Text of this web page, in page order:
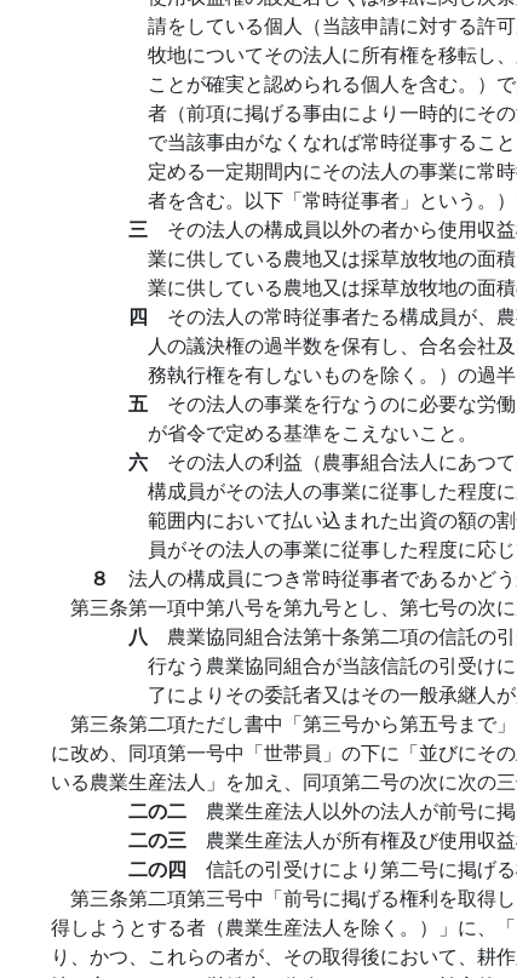
請をしている個人（当該申請に対する許
牧地についてその法人に所有権を移転し
ことが確実と認められる個人を含む。）
者（前項に掲げる事由により一時的にそ
で当該事由がなくなれば常時従事するこ
定める一定期間内にその法人の事業に常
者を含む。以下「常時従事者」という。
三 その法人の構成員以外の者から使用収
業に供している農地又は採草放牧地の面
業に供している農地又は採草放牧地の面
四 その法人の常時従事者たる構成員が、
人の議決権の過半数を保有し、合名会社
務執行権を有しないものを除く。）の過半
五 その法人の事業を行なうのに必要な労
が省令で定める基準をこえないこと。
六 その法人の利益（農事組合法人にあつ
構成員がその法人の事業に従事した程度
範囲内において払い込まれた出資の額の
員がその法人の事業に従事した程度に応
８ 法人の構成員につき常時従事者であるかど
第三条第一項中第八号を第九号とし、第七号の次に
八 農業協同組合法第十条第二項の信託の
行なう農業協同組合が当該信託の引受け
了によりその委託者又はその一般承継人
第三条第二項ただし書中「第三号から第五号まで
に改め、同項第一号中「世帯員」の下に「並びにそ
いる農業生産法人」を加え、同項第二号の次に次の三
二の二 農業生産法人以外の法人が前号に
二の三 農業生産法人が所有権及び使用収
二の四 信託の引受けにより第二号に掲げ
第三条第二項第三号中「前号に掲げる権利を取得
得しようとする者（農業生産法人を除く。）」に、
り、かつ、これらの者が、その取得後において、耕